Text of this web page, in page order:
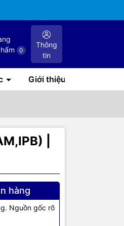
0
Thông
tin
Giới thiệu
|
hàng
Nguồn gốc rõ